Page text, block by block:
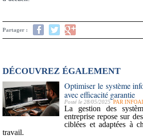
Partager :
DÉCOUVREZ ÉGALEMENT
Optimiser le système
avec efficacité garantie
Posté le 28/05/2025 PAR
La gestion des
entreprise repose sur
ciblées et adaptées à
travail.